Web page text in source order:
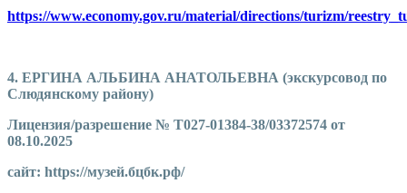
https://www.economy.gov.ru/material/directions/turizm/
4. ЕРГИНА АЛЬБИНА АНАТОЛЬЕВНА (экскурсовод по
Слюдянскому району)
Лицензия/разрешение № Т027-01384-38/03372574 от
08.10.2025
сайт: https://музей.бцбк.рф/